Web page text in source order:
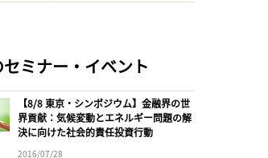
ミナー・イベント
【8/8 東京・シンポジウム】金融界の世
界貢献：気候変動とエネルギー問題の解
決に向けた社会的責任投資行動
2016/07/28